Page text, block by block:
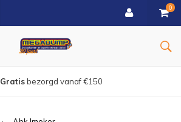
0
Gratisbezorgd vanaf €150